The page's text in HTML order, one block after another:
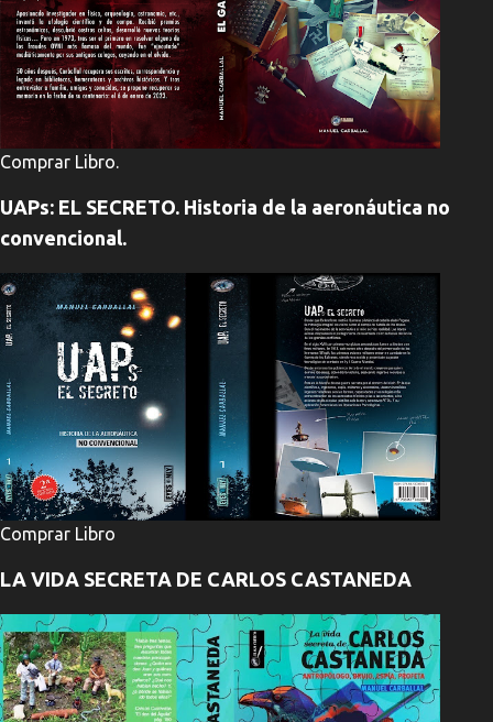
Comprar Libro.
UAPs: EL SECRETO. Historia de la aeronáutica no
convencional.
Comprar Libro
LA VIDA SECRETA DE CARLOS CASTANEDA